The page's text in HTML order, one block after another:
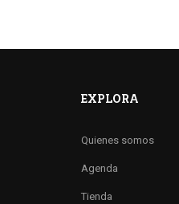
EXPLORA
Quienes somos
Agenda
Tienda